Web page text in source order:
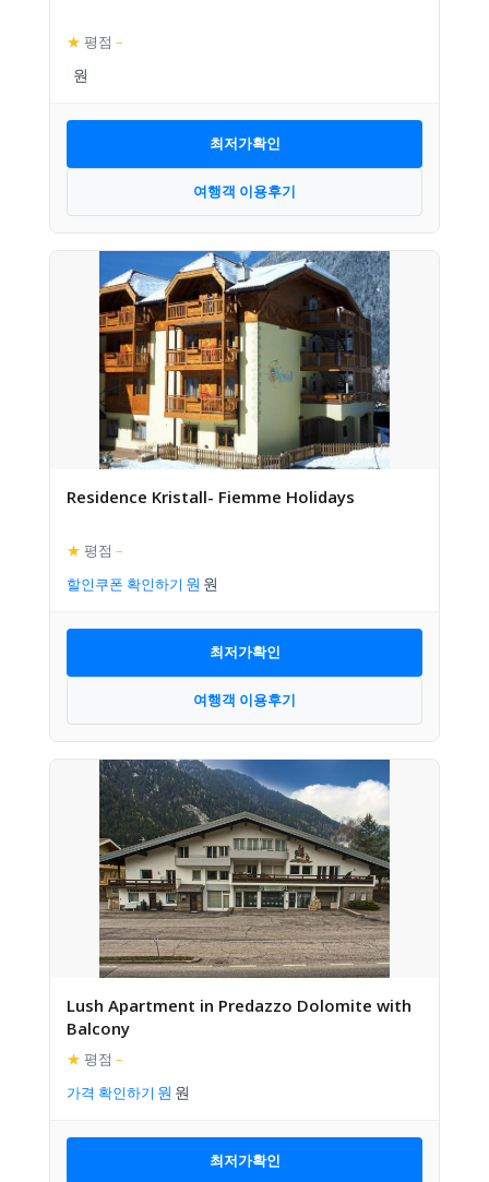
★ 평점 –
최저가확인
여행객 이용후기
Residence Kristall- Fiemme Holidays
★ 평점 –
할인쿠폰 확인하기
최저가확인
여행객 이용후기
Lush Apartment in Predazzo Dolomite with
Balcony
★ 평점 –
가격 확인하기
최저가확인